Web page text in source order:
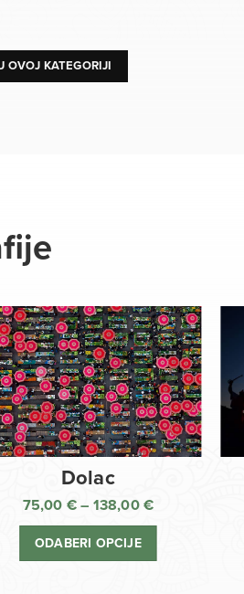
OVOJ KATEGORIJI
Dolac
75,00 € – 138,00 €
cijena:
ODABERI OPCIJE